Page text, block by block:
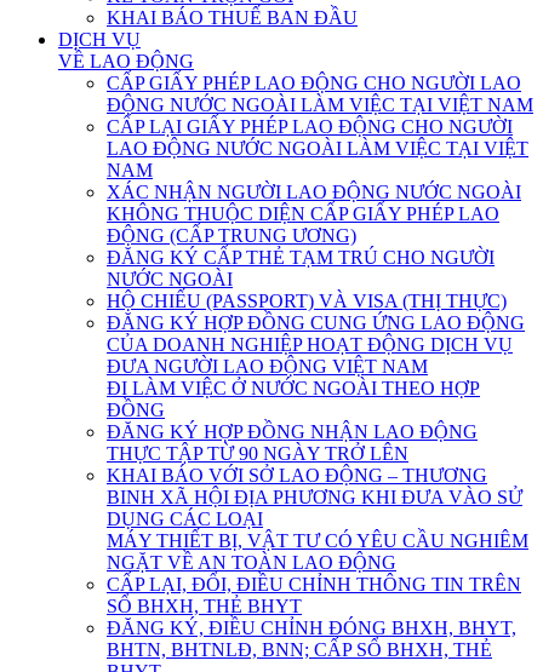
KHAI BÁO THUẾ BAN ĐẦU
DỊCH VỤ
VỀ LAO ĐỘNG
CẤP GIẤY PHÉP LAO ĐỘNG CHO NGƯỜI LAO
ĐỘNG NƯỚC NGOÀI LÀM VIỆC TẠI VIỆT NAM
CẤP LẠI GIẤY PHÉP LAO ĐỘNG CHO NGƯỜI
LAO ĐỘNG NƯỚC NGOÀI LÀM VIỆC TẠI VIỆT
NAM
XÁC NHẬN NGƯỜI LAO ĐỘNG NƯỚC NGOÀI
KHÔNG THUỘC DIỆN CẤP GIẤY PHÉP LAO
ĐỘNG (CẤP TRUNG ƯƠNG)
ĐĂNG KÝ CẤP THẺ TẠM TRÚ CHO NGƯỜI
NƯỚC NGOÀI
HỘ CHIẾU (PASSPORT) VÀ VISA (THỊ THỰC)
ĐĂNG KÝ HỢP ĐỒNG CUNG ỨNG LAO ĐỘNG
CỦA DOANH NGHIỆP HOẠT ĐỘNG DỊCH VỤ
ĐƯA NGƯỜI LAO ĐỘNG VIỆT NAM
ĐI LÀM VIỆC Ở NƯỚC NGOÀI THEO HỢP
ĐỒNG
ĐĂNG KÝ HỢP ĐỒNG NHẬN LAO ĐỘNG
THỰC TẬP TỪ 90 NGÀY TRỞ LÊN
KHAI BÁO VỚI SỞ LAO ĐỘNG – THƯƠNG
BINH XÃ HỘI ĐỊA PHƯƠNG KHI ĐƯA VÀO SỬ
DỤNG CÁC LOẠI
MÁY THIẾT BỊ, VẬT TƯ CÓ YÊU CẦU NGHIÊM
NGẶT VỀ AN TOÀN LAO ĐỘNG
CẤP LẠI, ĐỔI, ĐIỀU CHỈNH THÔNG TIN TRÊN
SỔ BHXH, THẺ BHYT
ĐĂNG KÝ, ĐIỀU CHỈNH ĐÓNG BHXH, BHYT,
BHTN, BHTNLĐ, BNN; CẤP SỔ BHXH, THẺ